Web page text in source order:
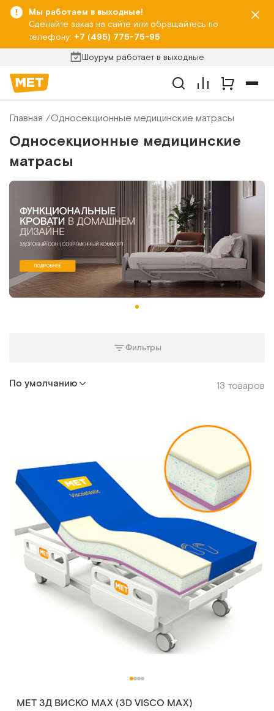
Мы работаем в выходные!
Сделайте заказ на сайте или обращайтесь по
телефону: +7 (495) 775-75-95
Шоурум работает в выходные
Главная Односекционные медицинские матрасы
Односекционные медицинские
матрасы
Фильтры
По умолчанию 13 товаров
MET 3Д ВИСКО MAX (3D VISCO MAX)